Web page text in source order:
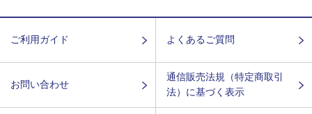
ご利用ガイド よくあるご質問
お問い合わせ
通信販売法規（特定商取引
法）に基づく表示